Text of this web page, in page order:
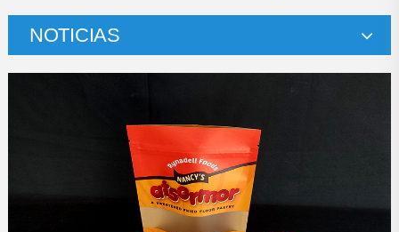
NOTICIAS
Noticias corporativas